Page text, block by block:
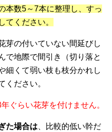
本数5～7本に整理し、すっ
てください。
芽の付いていない間延びし
で地際で間引き（切り落と
細くて弱い枝も枝分かれし
ください。
ぐらい花芽を付けません。
た場合は 、比較的低い幹だ